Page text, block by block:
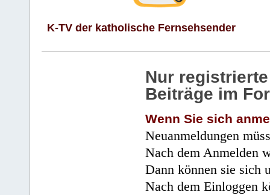
K-TV der katholische Fernsehsender
Nur
Beiträge im
Wenn Sie sich
Neuanmeldungen
Nach dem Anmelden
Dann können sie sich
Nach dem Einloggen